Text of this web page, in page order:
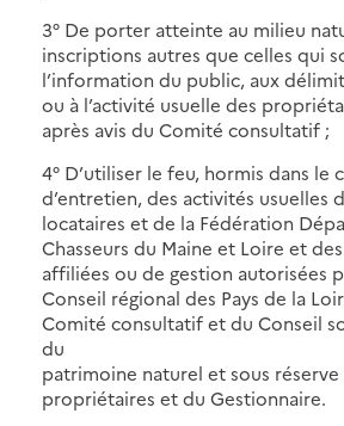
3° De porter atteinte au milieu
inscriptions autres que celles qui
l’information du public, aux
ou à l’activité usuelle des
après avis du Comité consultatif ;
4° D’utiliser le feu, hormis dans le
d’entretien, des activités usuelles
locataires et de la Fédération
Chasseurs du Maine et Loire et
affiliées ou de gestion autorisées
Conseil régional des Pays de la
Comité consultatif et du Conseil
du
patrimoine naturel et sous réserve
propriétaires et du Gestionnaire.